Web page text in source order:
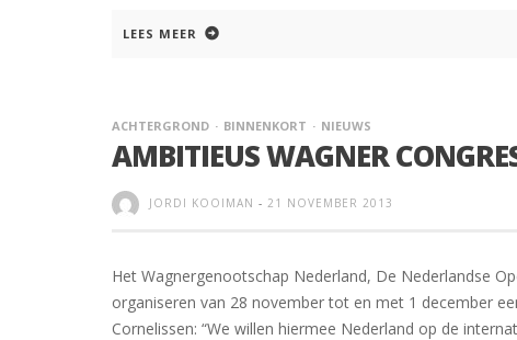
LEES MEER
ACHTERGROND BINNENKORT NIEUWS
AMBITIEUS WAGNER
JORDI KOOIMAN - 21 NOVEMBER 2013
Het Wagnergenootschap Nederland, De Nederlandse
organiseren van 28 november tot en met 1 december
Cornelissen: “We willen hiermee Nederland op de